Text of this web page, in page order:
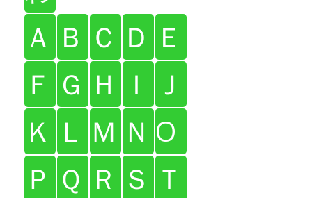
Ａ Ｂ Ｃ Ｄ Ｅ
Ｆ Ｇ Ｈ Ｉ
Ｊ
Ｋ Ｌ Ｍ Ｎ O
Ｐ Ｑ Ｒ Ｓ Ｔ